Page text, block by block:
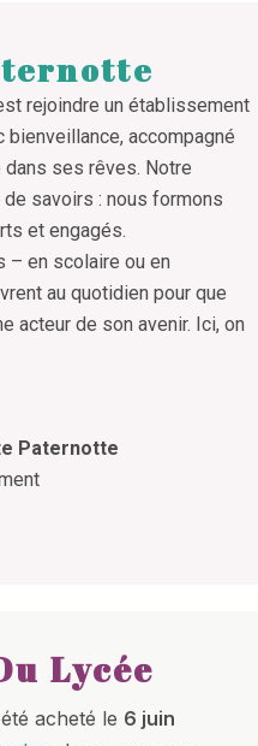
rejoindre un établissement
bienveillance, accompagné
ses rêves. Notre
savoirs : nous formons
et engagés.
– en scolaire ou en
au quotidien pour que
acteur de son avenir. Ici, on
Paternotte
Lycée
acheté le 6 juin